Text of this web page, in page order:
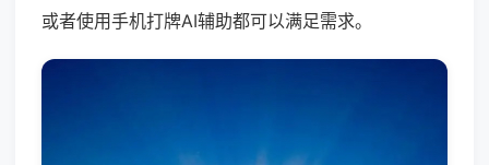
或者使用手机打牌AI辅助都可以满足需求。